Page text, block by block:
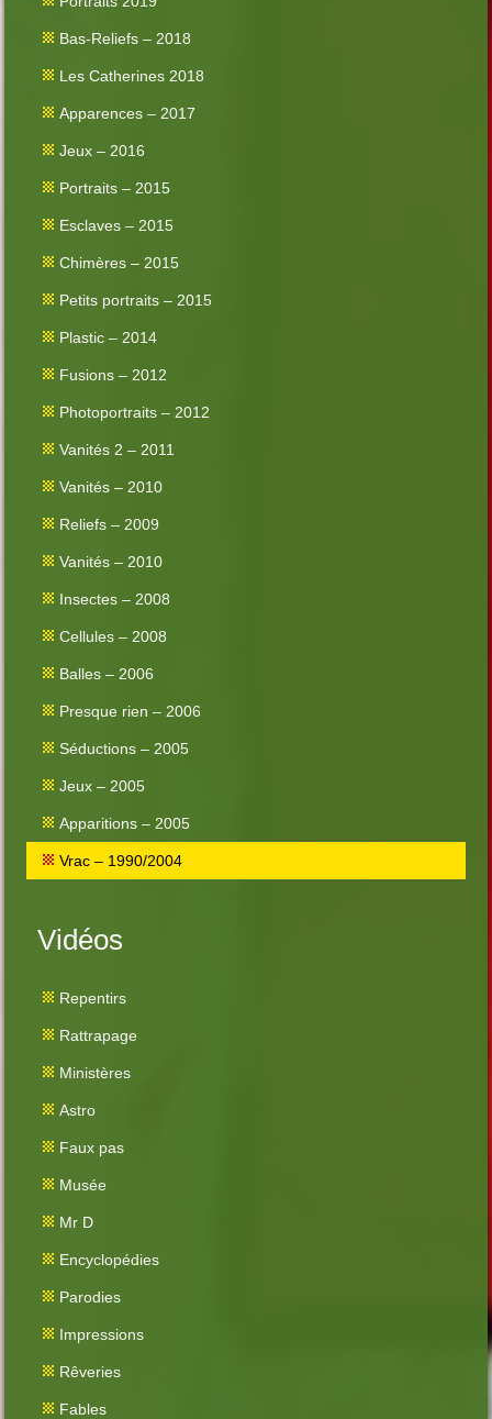
Bas-Reliefs – 2018
Les Catherines 2018
Apparences – 2017
Jeux – 2016
Portraits – 2015
Esclaves – 2015
Chimères – 2015
Petits portraits – 2015
Plastic – 2014
Fusions – 2012
Photoportraits – 2012
Vanités 2 – 2011
Vanités – 2010
Reliefs – 2009
Vanités – 2010
Insectes – 2008
Cellules – 2008
Balles – 2006
Presque rien – 2006
Séductions – 2005
Jeux – 2005
Apparitions – 2005
Vrac – 1990/2004
Vidéos
Repentirs
Rattrapage
Ministères
Astro
Faux pas
Musée
Mr D
Encyclopédies
Parodies
Impressions
Rêveries
Fables